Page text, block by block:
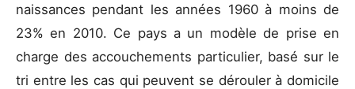
naissances pendant les années 1960 à moins de
23% en 2010. Ce pays a un modèle de prise en
charge des accouchements particulier, basé sur le
tri entre les cas qui peuvent se dérouler à domicile